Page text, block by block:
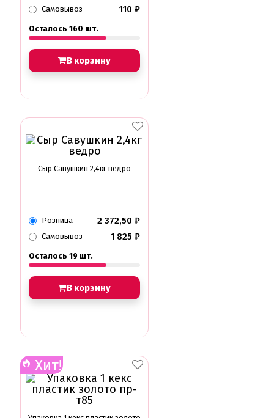
Самовывоз 110 ₽
Осталось 160 шт.
В корзину
Сыр Савушкин 2,4кг ведро
Розница 2 372,50 ₽
Самовывоз 1 825 ₽
Осталось 19 шт.
В корзину
Хит!